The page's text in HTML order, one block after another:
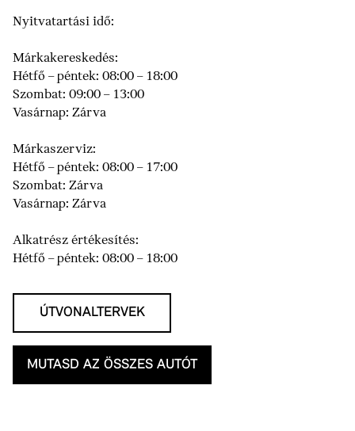
Nyitvatartási idő:
Márkakereskedés:
Hétfő – péntek: 08:00 – 18:00
Szombat: 09:00 – 13:00
Vasárnap: Zárva
Márkaszerviz:
Hétfő – péntek: 08:00 – 17:00
Szombat: Zárva
Vasárnap: Zárva
Alkatrész értékesítés:
Hétfő – péntek: 08:00 – 18:00
ÚTVONALTERVEK
MUTASD AZ ÖSSZES AUTÓT